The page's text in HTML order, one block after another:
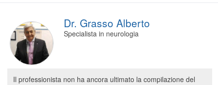
Dr. Grasso Alberto
Specialista in neurologia
Il professionista non ha ancora ultimato la compilazione del